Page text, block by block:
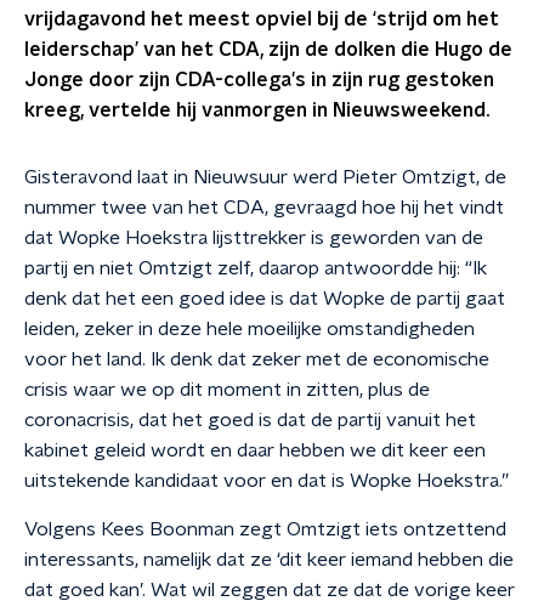
vrijdagavond het meest opviel bij de ‘strijd om het
leiderschap’ van het CDA, zijn de dolken die Hugo de
Jonge door zijn CDA-collega's in zijn rug gestoken
kreeg, vertelde hij vanmorgen in Nieuwsweekend.
Gisteravond laat in Nieuwsuur werd Pieter Omtzigt, de
nummer twee van het CDA, gevraagd hoe hij het vindt
dat Wopke Hoekstra lijsttrekker is geworden van de
partij en niet Omtzigt zelf, daarop antwoordde hij: “Ik
denk dat het een goed idee is dat Wopke de partij gaat
leiden, zeker in deze hele moeilijke omstandigheden
voor het land. Ik denk dat zeker met de economische
crisis waar we op dit moment in zitten, plus de
coronacrisis, dat het goed is dat de partij vanuit het
kabinet geleid wordt en daar hebben we dit keer een
uitstekende kandidaat voor en dat is Wopke Hoekstra.”
Volgens Kees Boonman zegt Omtzigt iets ontzettend
interessants, namelijk dat ze ‘dit keer iemand hebben die
dat goed kan’. Wat wil zeggen dat ze dat de vorige keer